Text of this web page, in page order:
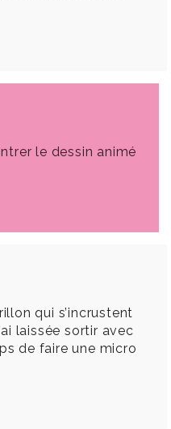
le dessin animé
qui s’incrustent
laissée sortir avec
de faire une micro